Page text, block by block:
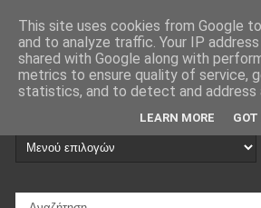
This site uses cookies from Google
and to analyze traffic. Your IP
shared with Google along with
metrics to ensure quality of service,
statistics, and to detect and address
LEARN MORE